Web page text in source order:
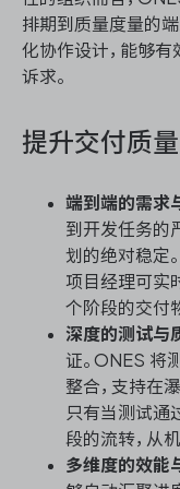
排期到质量度量的
化协作设计，能够
诉求。
提升交付质
端到端的需求
到开发任务的
划的绝对稳定
项目经理可实
个阶段的交付
深度的测试与
证。ONES 将
整合，支持在
只有当测试通
段的流转，从
多维度的效能